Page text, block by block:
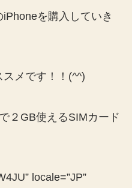
を購入していき
メです！！(^^)
２GB使えるSIMカード
locale=”JP”